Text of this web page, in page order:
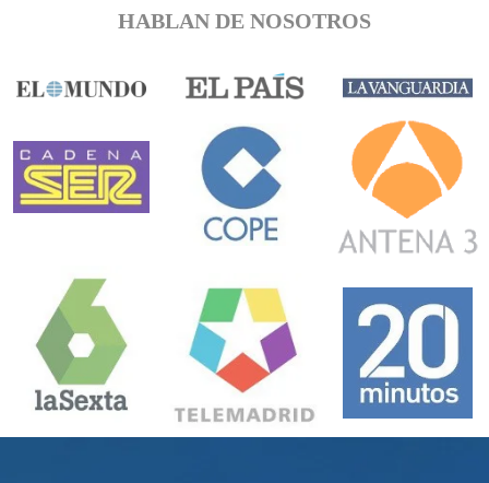
HABLAN DE NOSOTROS